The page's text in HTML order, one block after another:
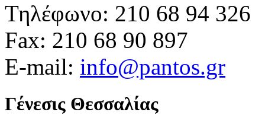
Τηλέφωνο: 210 68 94 326
Fax: 210 68 90 897
E-mail: info@pantos.gr
Γένεσις Θεσσαλίας